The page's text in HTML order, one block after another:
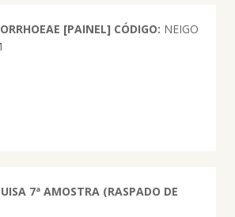
[PAINEL] CÓDIGO: NEIGO
7ª AMOSTRA (RASPADO DE